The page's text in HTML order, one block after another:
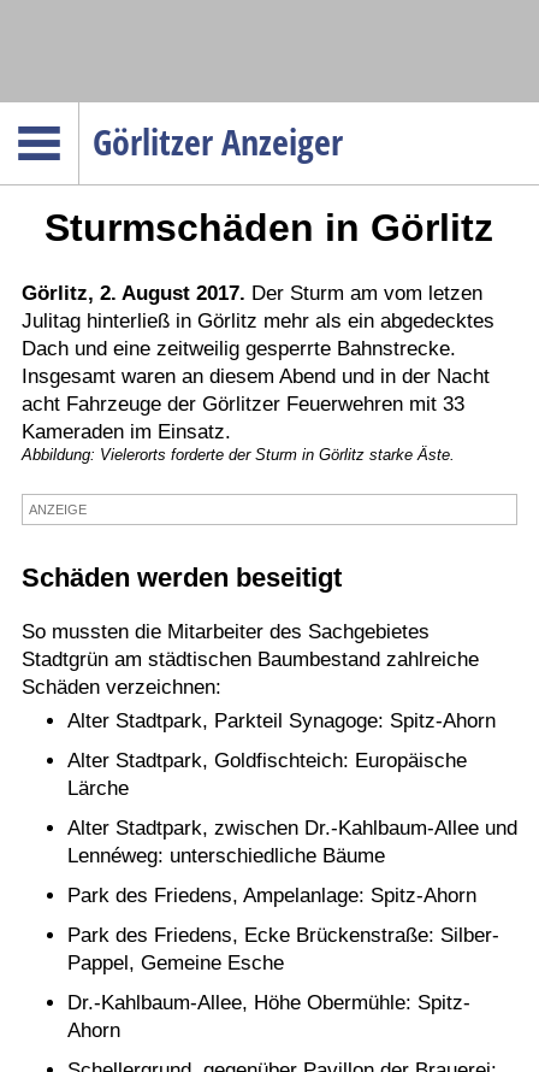
Görlitzer Anzeiger
Menüpunkte
Politik
Gesellschaft
Wirtschaft
Service
Verkehr
Gesundheit
Kultur
Termine
Sturmschäden in Görlitz
Görlitz, 2. August 2017. Der Sturm am vom letzen
Julitag hinterließ in Görlitz mehr als ein abgedecktes
Dach und eine zeitweilig gesperrte Bahnstrecke.
Insgesamt waren an diesem Abend und in der Nacht
acht Fahrzeuge der Görlitzer Feuerwehren mit 33
Kameraden im Einsatz.
Abbildung: Vielerorts forderte der Sturm in Görlitz starke Äste.
ANZEIGE
Schäden werden beseitigt
So mussten die Mitarbeiter des Sachgebietes
Stadtgrün am städtischen Baumbestand zahlreiche
Schäden verzeichnen:
Alter Stadtpark, Parkteil Synagoge: Spitz-Ahorn
Alter Stadtpark, Goldfischteich: Europäische
Lärche
Alter Stadtpark, zwischen Dr.-Kahlbaum-Allee und
Lennéweg: unterschiedliche Bäume
Park des Friedens, Ampelanlage: Spitz-Ahorn
Park des Friedens, Ecke Brückenstraße: Silber-
Pappel, Gemeine Esche
Dr.-Kahlbaum-Allee, Höhe Obermühle: Spitz-
Ahorn